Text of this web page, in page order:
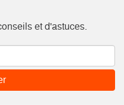
et d'astuces.